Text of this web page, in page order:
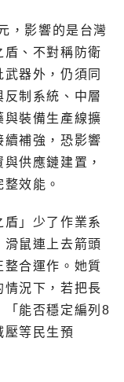
，影響的是台灣
盾、不對稱防衛
器外，仍須同
制系統、中層
與裝備生產線擴
續補強，恐影響
供應鏈建置，
效能。
」少了作業系
鼠連上去箭頭
合運作。她質
況下，若把長
「能否穩定編列8
壓等民生預